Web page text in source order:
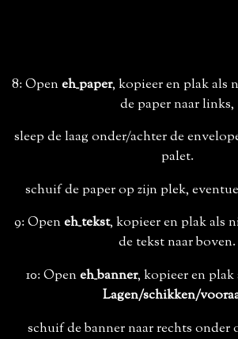
8: Openeh_paper, kopieer en plak als
de paper naar links,
sleep de laag onder/achter de
palet.
schuif de paper op zijn plek,
9: Openeh_tekst, kopieer en plak als
de tekst naar boven.
10: Openeh_banner, kopieer en plak
Lagen/schikken/
schuif de banner naar rechts onder